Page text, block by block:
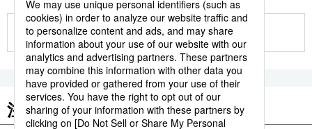
もっと見る
注目のキーワード